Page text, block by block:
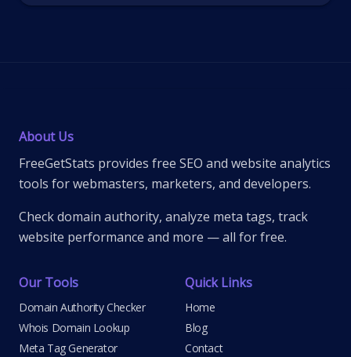
About Us
FreeGetStats provides free SEO and website analytics
tools for webmasters, marketers, and developers.
Check domain authority, analyze meta tags, track
website performance and more — all for free.
Our Tools
Domain Authority Checker
Whois Domain Lookup
Meta Tag Generator
Quick Links
Home
Blog
Contact